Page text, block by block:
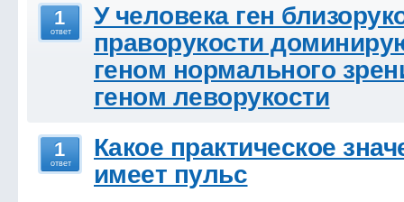
1
ответ
У человека ген
праворукости
геном нормального
геном леворукости
1
ответ
Какое практическое
имеет пульс